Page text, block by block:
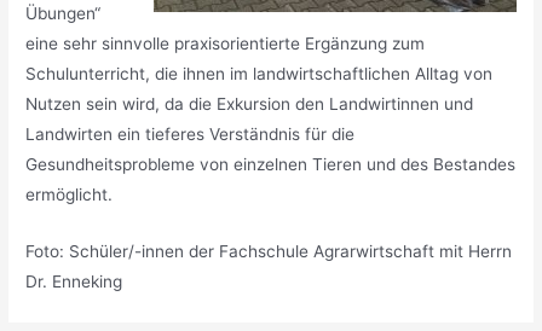
Übungen“
eine sehr sinnvolle praxisorientierte Ergänzung zum
Schulunterricht, die ihnen im landwirtschaftlichen Alltag von
Nutzen sein wird, da die Exkursion den Landwirtinnen und
Landwirten ein tieferes Verständnis für die
Gesundheitsprobleme von einzelnen Tieren und des Bestandes
ermöglicht.
Foto: Schüler/-innen der Fachschule Agrarwirtschaft mit Herrn
Dr. Enneking